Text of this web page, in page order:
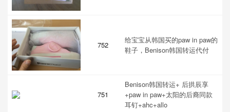
752
给宝宝从韩国买的paw in paw的
鞋子，Benison韩国转运代付
751
Benison韩国转运+ 后拱辰享
+paw in paw+太阳的后裔同款
耳钉+ahc+allo